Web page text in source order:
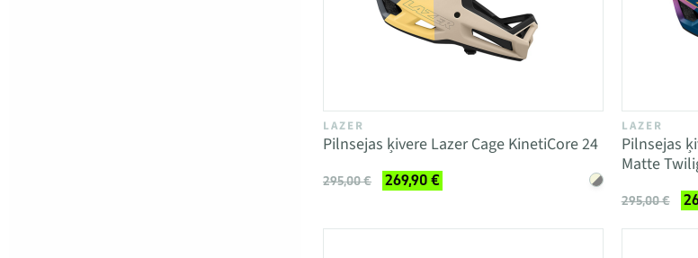
LAZER
Pilnsejas ķivere Lazer Cage KinetiCore 24
295,00 € 269,90 €
LAZER
Pilnsejas
Matte
295,00 €